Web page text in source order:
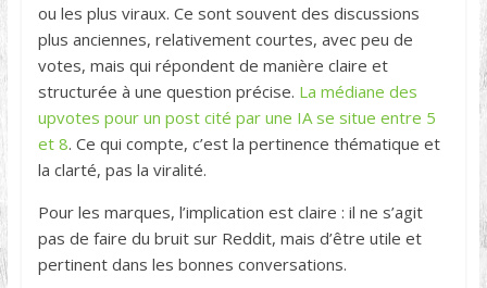
ou les plus viraux. Ce sont souvent des discussions
plus anciennes, relativement courtes, avec peu de
votes, mais qui répondent de manière claire et
structurée à une question précise. La médiane des
upvotes pour un post cité par une IA se situe entre 5
et 8. Ce qui compte, c’est la pertinence thématique et
la clarté, pas la viralité.
Pour les marques, l’implication est claire : il ne s’agit
pas de faire du bruit sur Reddit, mais d’être utile et
pertinent dans les bonnes conversations.